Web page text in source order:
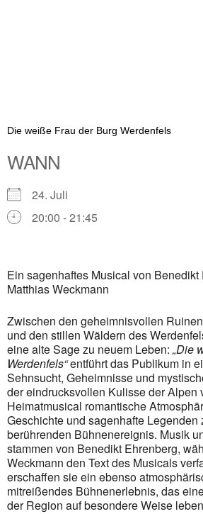
Die weiße Frau der Burg Werdenfels
WANN
24. Juli
20:00 - 21:45
iCalendar
Office 365
Outlook Live
Ein sagenhaftes Musical von Benedikt
Matthias Weckmann
Zwischen den geheimnisvollen
und den stillen Wäldern des
eine alte Sage zu neuem Leben: „Die
Werdenfels“entführt das Publikum in
Sehnsucht, Geheimnisse und
der eindrucksvollen Kulisse der Alpen
Heimatmusical romantische
Geschichte und sagenhafte Legenden
berührenden Bühnenereignis. Musik
stammen von Benedikt Ehrenberg,
Weckmann den Text des Musicals
erschaffen sie ein ebenso
mitreißendes Bühnenerlebnis, das
der Region auf besondere Weise